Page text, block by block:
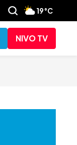
19°C
NIVO TV